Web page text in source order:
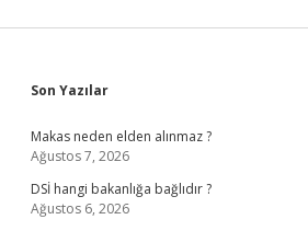
Sidebar
Son Yazılar
Makas neden elden alınmaz ?
Ağustos 7, 2026
DSİ hangi bakanlığa bağlıdır ?
Ağustos 6, 2026